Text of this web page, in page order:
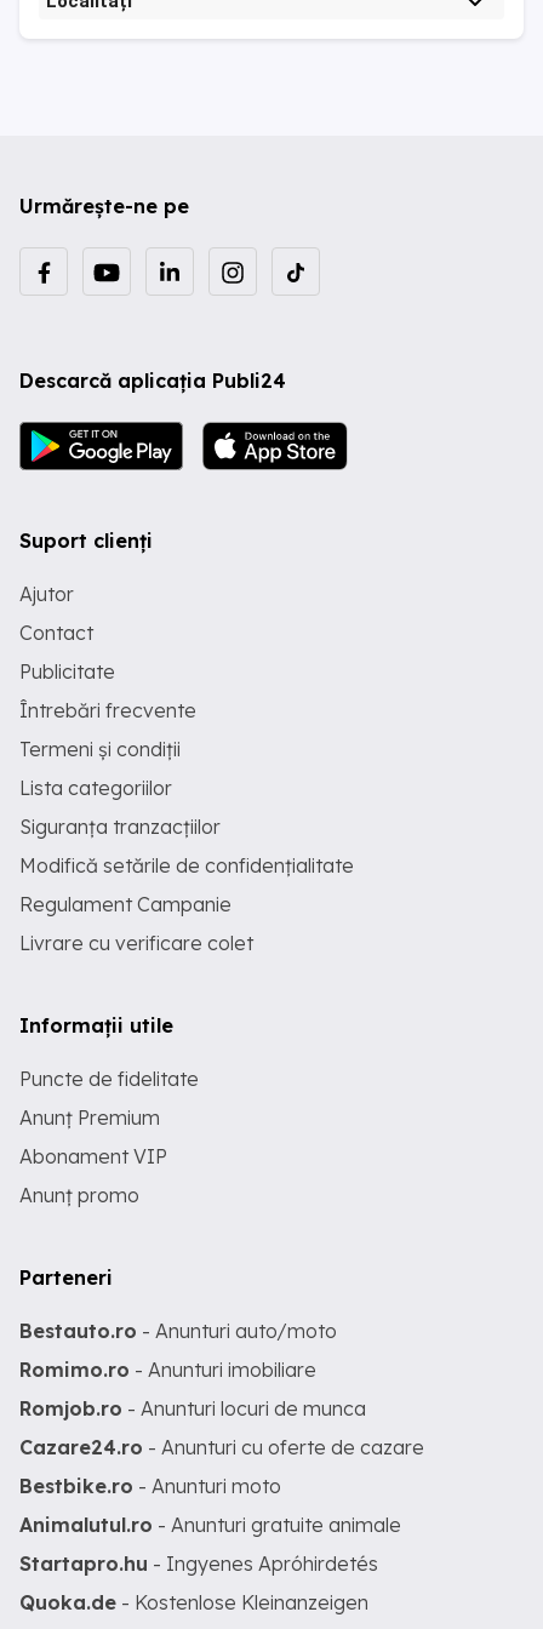
Urmărește-ne pe
Descarcă aplicația Publi24
Suport clienți
Ajutor
Contact
Publicitate
Întrebări frecvente
Termeni și condiții
Lista categoriilor
Siguranța tranzacțiilor
Modifică setările de confidențialitate
Regulament Campanie
Livrare cu verificare colet
Informații utile
Puncte de fidelitate
Anunț Premium
Abonament VIP
Anunț promo
Parteneri
Bestauto.ro - Anunturi auto/moto
Romimo.ro - Anunturi imobiliare
Romjob.ro - Anunturi locuri de munca
Cazare24.ro - Anunturi cu oferte de cazare
Bestbike.ro - Anunturi moto
Animalutul.ro - Anunturi gratuite animale
Startapro.hu - Ingyenes Apróhirdetés
Quoka.de - Kostenlose Kleinanzeigen